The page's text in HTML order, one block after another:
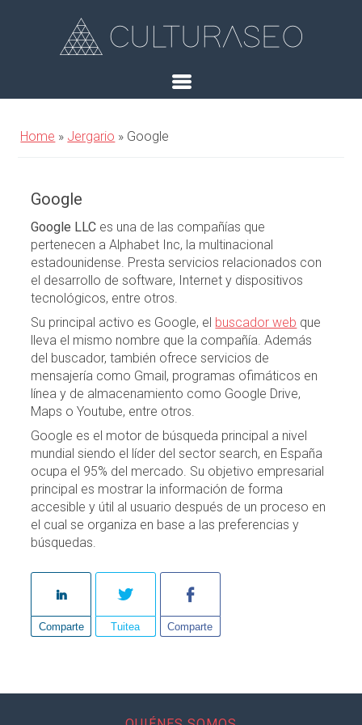
Home » Jergario » Google
Google
Google LLC es una de las compañías que
pertenecen a Alphabet Inc, la multinacional
estadounidense. Presta servicios relacionados con
el desarrollo de software, Internet y dispositivos
tecnológicos, entre otros.
Su principal activo es Google, el buscador web que
lleva el mismo nombre que la compañía. Además
del buscador, también ofrece servicios de
mensajería como Gmail, programas ofimáticos en
línea y de almacenamiento como Google Drive,
Maps o Youtube, entre otros.
Google es el motor de búsqueda principal a nivel
mundial siendo el líder del sector search, en España
ocupa el 95% del mercado. Su objetivo empresarial
principal es mostrar la información de forma
accesible y útil al usuario después de un proceso en
el cual se organiza en base a las preferencias y
búsquedas.
Comparte Tuitea Comparte